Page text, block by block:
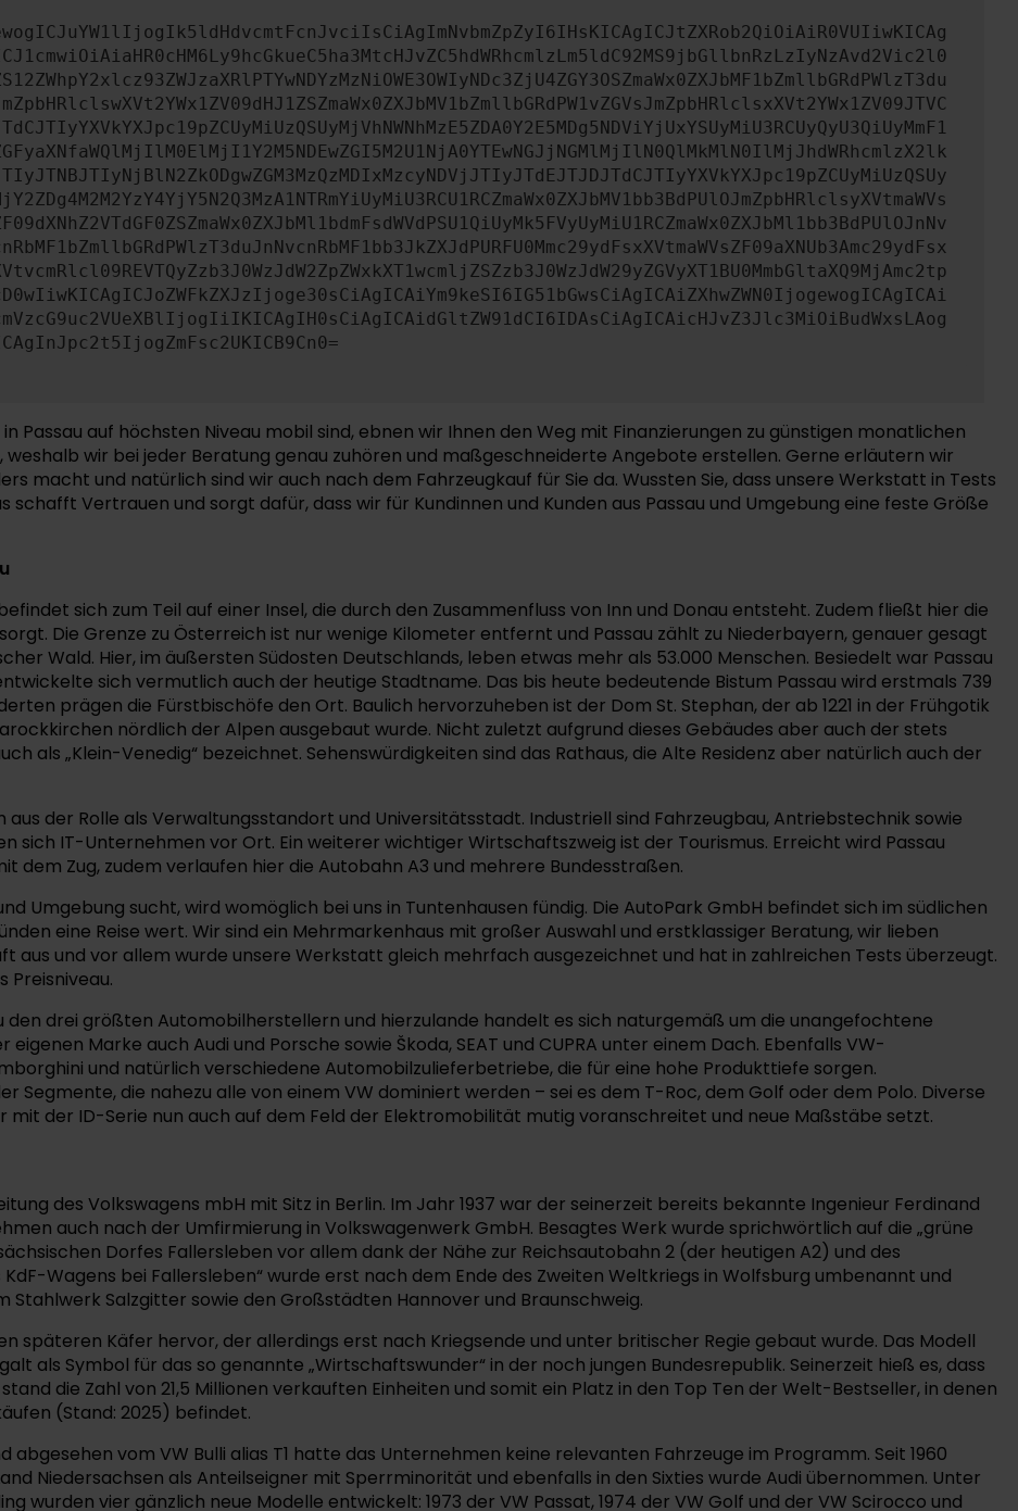
Passau auf höchsten Niveau mobil sind, ebnen wir Ihnen den Weg mit Finanzierungen zu günstigen monatlichen
weshalb wir bei jeder Beratung genau zuhören und maßgeschneiderte Angebote erstellen. Gerne erläutern wir
macht und natürlich sind wir auch nach dem Fahrzeugkauf für Sie da. Wussten Sie, dass unsere Werkstatt in Tests
Vertrauen und sorgt dafür, dass wir für Kundinnen und Kunden aus Passau und Umgebung eine feste Größe
sich zum Teil auf einer Insel, die durch den Zusammenfluss von Inn und Donau entsteht. Zudem fließt hier die
Die Grenze zu Österreich ist nur wenige Kilometer entfernt und Passau zählt zu Niederbayern, genauer gesagt
Wald. Hier, im äußersten Südosten Deutschlands, leben etwas mehr als 53.000 Menschen. Besiedelt war Passau
sich vermutlich auch der heutige Stadtname. Das bis heute bedeutende Bistum Passau wird erstmals 739
prägen die Fürstbischöfe den Ort. Baulich hervorzuheben ist der Dom St. Stephan, der ab 1221 in der Frühgotik
nördlich der Alpen ausgebaut wurde. Nicht zuletzt aufgrund dieses Gebäudes aber auch der stets
als „Klein-Venedig“ bezeichnet. Sehenswürdigkeiten sind das Rathaus, die Alte Residenz aber natürlich auch der
der Rolle als Verwaltungsstandort und Universitätsstadt. Industriell sind Fahrzeugbau, Antriebstechnik sowie
sich IT-Unternehmen vor Ort. Ein weiterer wichtiger Wirtschaftszweig ist der Tourismus. Erreicht wird Passau
dem Zug, zudem verlaufen hier die Autobahn A3 und mehrere Bundesstraßen.
Umgebung sucht, wird womöglich bei uns in Tuntenhausen fündig. Die AutoPark GmbH befindet sich im südlichen
eine Reise wert. Wir sind ein Mehrmarkenhaus mit großer Auswahl und erstklassiger Beratung, wir lieben
aus und vor allem wurde unsere Werkstatt gleich mehrfach ausgezeichnet und hat in zahlreichen Tests überzeugt.
Preisniveau.
drei größten Automobilherstellern und hierzulande handelt es sich naturgemäß um die unangefochtene
Marke auch Audi und Porsche sowie Škoda, SEAT und CUPRA unter einem Dach. Ebenfalls VW-
und natürlich verschiedene Automobilzulieferbetriebe, die für eine hohe Produkttiefe sorgen.
Segmente, die nahezu alle von einem VW dominiert werden – sei es dem T-Roc, dem Golf oder dem Polo. Diverse
mit der ID-Serie nun auch auf dem Feld der Elektromobilität mutig voranschreitet und neue Maßstäbe setzt.
des Volkswagens mbH mit Sitz in Berlin. Im Jahr 1937 war der seinerzeit bereits bekannte Ingenieur Ferdinand
auch nach der Umfirmierung in Volkswagenwerk GmbH. Besagtes Werk wurde sprichwörtlich auf die „grüne
Dorfes Fallersleben vor allem dank der Nähe zur Reichsautobahn 2 (der heutigen A2) und des
Wagens bei Fallersleben“ wurde erst nach dem Ende des Zweiten Weltkriegs in Wolfsburg umbenannt und
Salzgitter sowie den Großstädten Hannover und Braunschweig.
späteren Käfer hervor, der allerdings erst nach Kriegsende und unter britischer Regie gebaut wurde. Das Modell
als Symbol für das so genannte „Wirtschaftswunder“ in der noch jungen Bundesrepublik. Seinerzeit hieß es, dass
die Zahl von 21,5 Millionen verkauften Einheiten und somit ein Platz in den Top Ten der Welt-Bestseller, in denen
(Stand: 2025) befindet.
abgesehen vom VW Bulli alias T1 hatte das Unternehmen keine relevanten Fahrzeuge im Programm. Seit 1960
Niedersachsen als Anteilseigner mit Sperrminorität und ebenfalls in den Sixties wurde Audi übernommen. Unter
wurden vier gänzlich neue Modelle entwickelt: 1973 der VW Passat, 1974 der VW Golf und der VW Scirocco und